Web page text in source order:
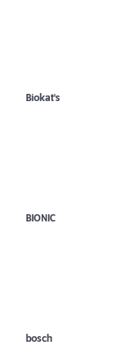
Biokat's
BIONIC
bosch